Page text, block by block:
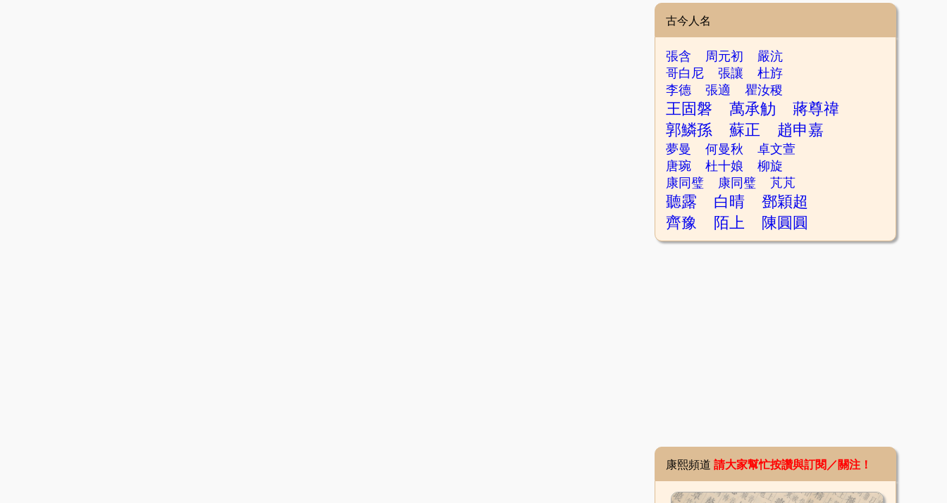
古今人名
張含 周元初
嚴沆
哥白尼
張讓
杜斿
李德
張適 瞿汝稷
王固磐 萬承觔
蔣尊禕
郭鱗孫
蘇正 趙申嘉
夢曼 何曼秋
卓文萱
唐琬
杜十娘
柳旋
康同璧
康同璧 芃芃
聽露 白晴
鄧穎超
齊豫
陌上 陳圓圓
康熙頻道 請大家幫忙按讚與訂閱／關注！